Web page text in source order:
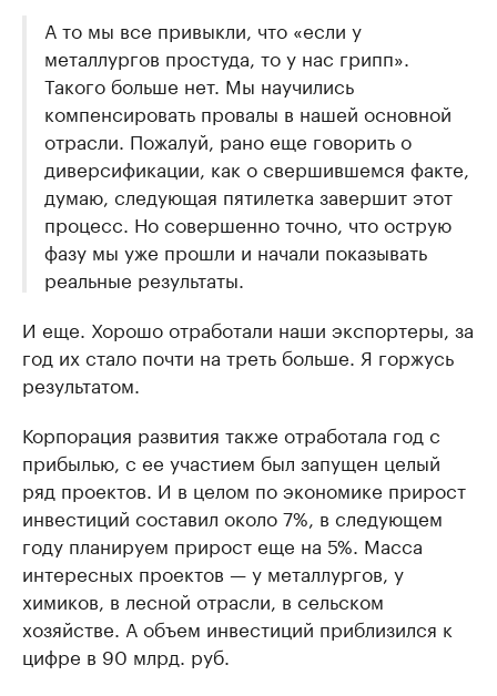
А то мы все привыкли, что «если у
металлургов простуда, то у нас грипп».
Такого больше нет. Мы научились
компенсировать провалы в нашей основной
отрасли. Пожалуй, рано еще говорить о
диверсификации, как о свершившемся факте,
думаю, следующая пятилетка завершит этот
процесс. Но совершенно точно, что острую
фазу мы уже прошли и начали показывать
реальные результаты.
И еще. Хорошо отработали наши экспортеры, за
год их стало почти на треть больше. Я горжусь
результатом.
Корпорация развития также отработала год с
прибылью, с ее участием был запущен целый
ряд проектов. И в целом по экономике прирост
инвестиций составил около 7%, в следующем
году планируем прирост еще на 5%. Масса
интересных проектов — у металлургов, у
химиков, в лесной отрасли, в сельском
хозяйстве. А объем инвестиций приблизился к
цифре в 90 млрд. руб.